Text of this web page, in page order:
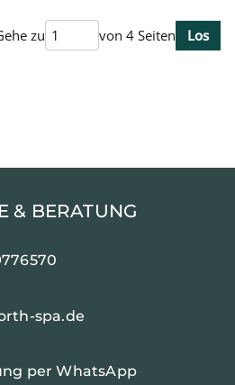
zu von 4 Seiten Los
& BERATUNG
spa.de
per WhatsApp